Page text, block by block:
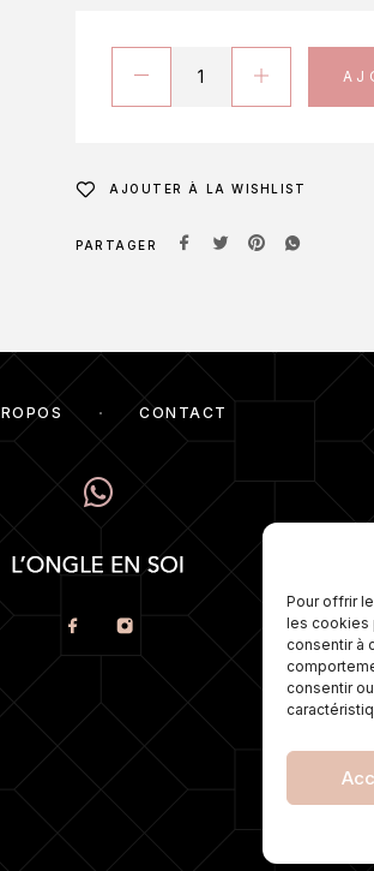
Pour offrir
les cookies
consentir à
consentir
AJOUTER À LA WISHLIST
PARTAGER
CONTACT